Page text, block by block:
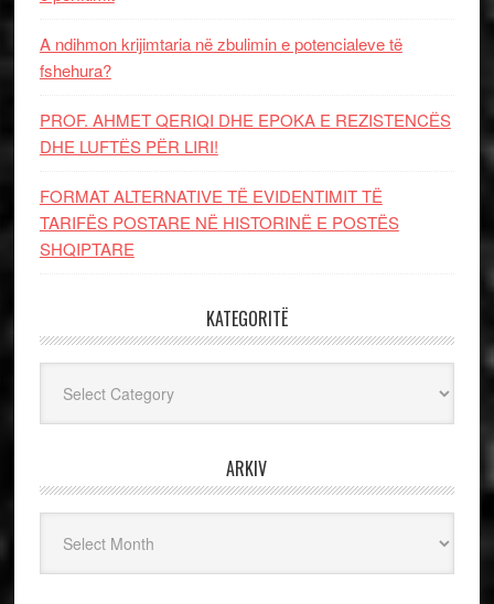
A ndihmon krijimtaria në zbulimin e potencialeve të
fshehura?
PROF. AHMET QERIQI DHE EPOKA E REZISTENCЁS
DHE LUFTЁS PЁR LIRI!
FORMAT ALTERNATIVE TË EVIDENTIMIT TË
TARIFËS POSTARE NË HISTORINË E POSTËS
SHQIPTARE
KATEGORITË
ARKIV